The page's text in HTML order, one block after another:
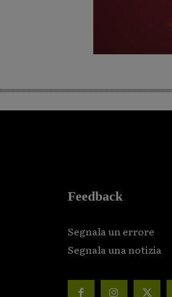
Feedback
Segnala un errore
Segnala una notizia